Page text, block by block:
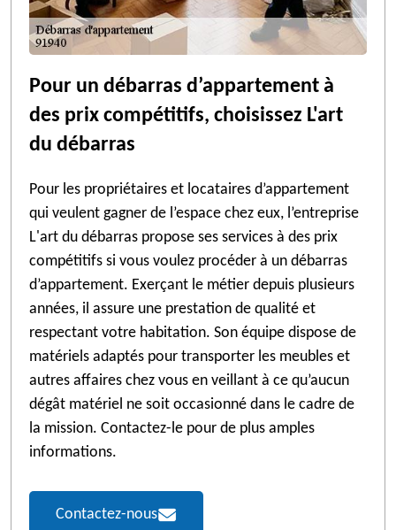
Pour un débarras d’appartement à
des prix compétitifs, choisissez L'art
du débarras
Pour les propriétaires et locataires d’appartement
qui veulent gagner de l’espace chez eux, l’entreprise
L'art du débarras propose ses services à des prix
compétitifs si vous voulez procéder à un débarras
d’appartement. Exerçant le métier depuis plusieurs
années, il assure une prestation de qualité et
respectant votre habitation. Son équipe dispose de
matériels adaptés pour transporter les meubles et
autres affaires chez vous en veillant à ce qu’aucun
dégât matériel ne soit occasionné dans le cadre de
la mission. Contactez-le pour de plus amples
informations.
Contactez-nous